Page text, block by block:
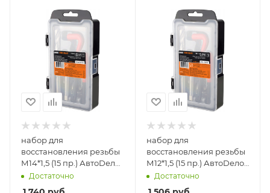
набор для
восстановления резьбы
М14*1,5 (15 пр.) АвтоDело,
40568
Достаточно
набор для
восстановления резьбы
М12*1,5 (15 пр.) АвтоDело,
40564
Достаточно